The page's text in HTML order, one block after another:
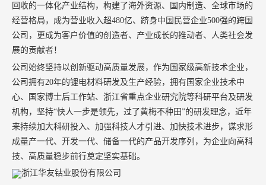
回收的一体化产业结构，构建了海外资源、国内制造、全球市场的
经营格局，成为营业收入超480亿、跻身中国民营企业500强的跨国
公司，更成为客户价值的创造者、产业成长的推动者、人类社会发
展的贡献者！
公司始终坚持以创新驱动高质量发展，作为国家级高新技术企业，
公司拥有20年的锂电材料研发及生产经验，拥有国家企业技术中
心、国家博士后工作站、浙江省重点企业研究院等科研平台及研发
机构，坚持“快人一步是领先，过了黄梅不种田”的研发理念，近年
来持续加大科研投入、加强科技人才引进、加快技术进步，谋求形
成量产一代、开发一代、储备一代的产品开发序列，为企业向高科
技、高质量稳步前行奠定坚实基础。